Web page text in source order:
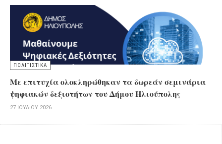
ΠΟΛΙΤΙΣΤΙΚΑ
Με επιτυχία ολοκληρώθηκαν τα δωρεάν σεμινάρια
ψηφιακών δεξιοτήτων του Δήμου Ηλιούπολης
27 ΙΟΥΛΊΟΥ 2026